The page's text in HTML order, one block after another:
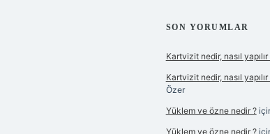
SON YORUMLAR
Kartvizit nedir, nasıl yapılır
Kartvizit nedir, nasıl yapılır
Özer
Yüklem ve özne nedir ?
Yüklem ve özne nedir ?